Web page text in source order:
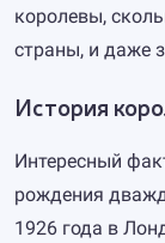
королевы,
страны, и даже
История
Интересный
рождения
1926 года в